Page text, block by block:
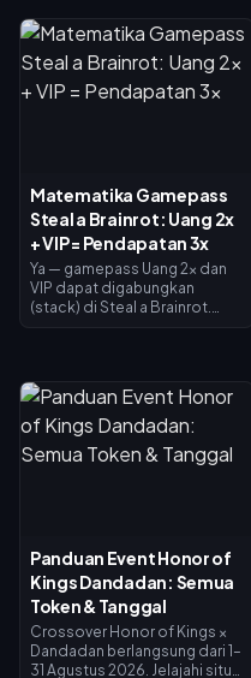
Matematika Gamepass
Steal a Brainrot: Uang 2x
+ VIP = Pendapatan 3x
Ya — gamepass Uang 2x dan
VIP dapat digabungkan
(stack) di Steal a Brainrot.
keduanya dikalikan untuk
menghasilkan tepat 3x
pendapatan dasar — bukan
4x. Uang 2x seharga 119 Robux,
VIP seharga 499 (total 618).
Panduan Event Honor of
Kings Dandadan: Semua
Token & Tanggal
Crossover Honor of Kings ×
Dandadan berlangsung dari 1–
31 Agustus 2026. Jelajahi situs